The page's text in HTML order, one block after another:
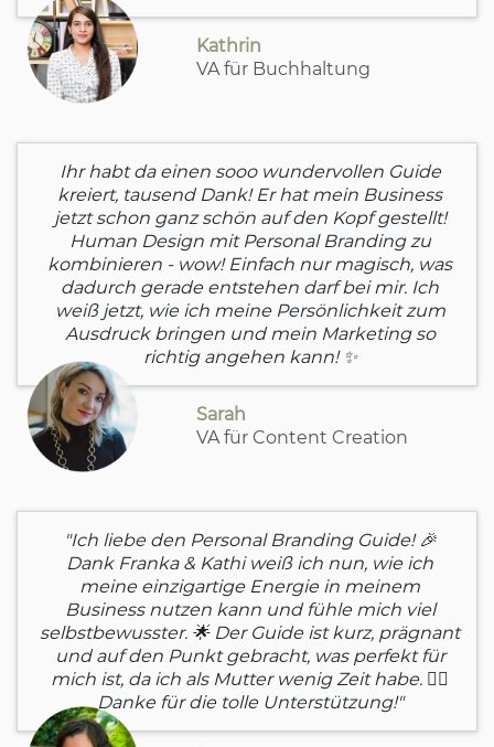
Kathrin
VA für Buchhaltung
Ihr habt da einen sooo wundervollen Guide
kreiert, tausend Dank! Er hat mein Business
jetzt schon ganz schön auf den Kopf gestellt!
Human Design mit Personal Branding zu
kombinieren - wow! Einfach nur magisch, was
dadurch gerade entstehen darf bei mir. Ich
weiß jetzt, wie ich meine Persönlichkeit zum
Ausdruck bringen und mein Marketing so
richtig angehen kann! ✨
Sarah
VA für Content Creation
"Ich liebe den Personal Branding Guide! 🎉
Dank Franka & Kathi weiß ich nun, wie ich
meine einzigartige Energie in meinem
Business nutzen kann und fühle mich viel
selbstbewusster. 🌟 Der Guide ist kurz, prägnant
und auf den Punkt gebracht, was perfekt für
mich ist, da ich als Mutter wenig Zeit habe. 👍🏼
Danke für die tolle Unterstützung!"